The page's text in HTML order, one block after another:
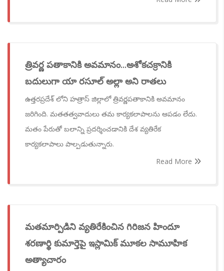
త్రివర్ణ పతాకానికి అవమానం...అశోకచక్రానికి
బదులుగా యా రసూల్ అల్లా అని రాతలు
ఉత్తరప్రదేశ్ లోని హత్రాస్ జిల్లాలో త్రివర్ణపతాకానికి అవమానం
జరిగింది. మతతత్వవాదులు తమ కార్యకలాపాలను ఆపడం లేదు.
మతం పేరుతో బలాన్ని ప్రదర్శించడానికి దేశ వ్యతిరేక
కార్యకలాపాలు పాల్పడుతున్నారు.
Read More
మతమార్పిడిని వ్యతిరేకించిన గిరిజన హిందూ
శరణార్థి కుమార్తెపై ఇస్లామిక్ మూకల సామూహిక
అత్యాచారం